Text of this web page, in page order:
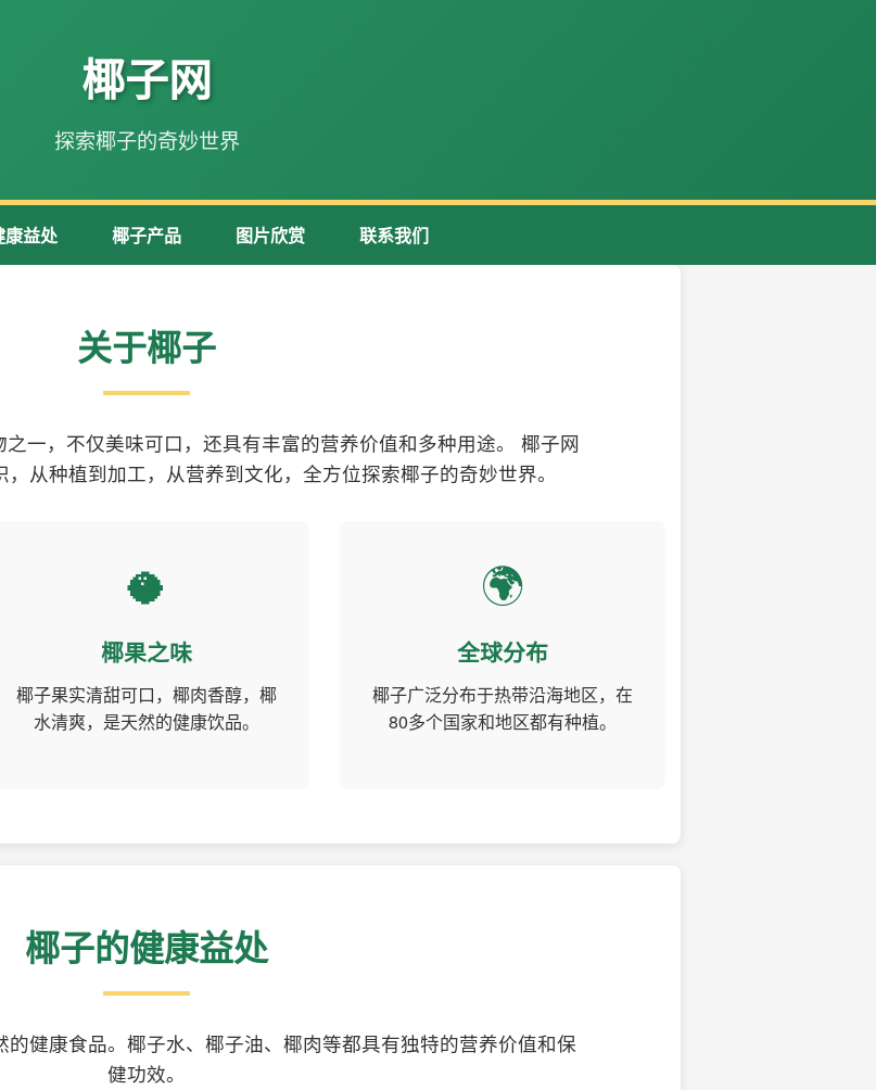
椰子网
探索椰子的奇妙世界
康益处 椰子产品 图片欣赏 联系我们
关于椰子
一，不仅美味可口，还具有丰富的营养价值和多种用途。 椰子网
从种植到加工，从营养到文化，全方位探索椰子的奇妙世界。
🥥
椰果之味
椰子果实清甜可口，椰肉香醇，椰
水清爽，是天然的健康饮品。
🌍
全球分布
椰子广泛分布于热带沿海地区，在
80多个国家和地区都有种植。
椰子的健康益处
健康食品。椰子水、椰子油、椰肉等都具有独特的营养价值和保
健功效。